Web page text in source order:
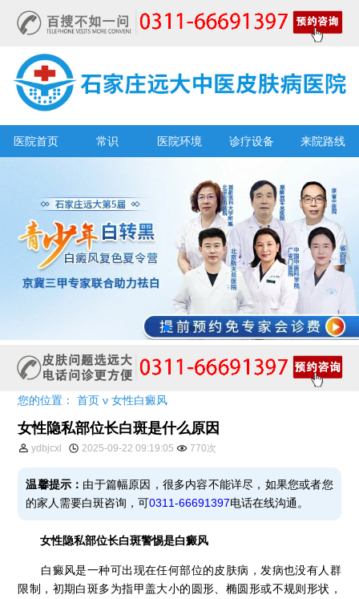
医院首页 常识 医院环境 诊疗设备 来院路线
您的位置：首页 ν女性白癜风
女性隐私部位长白斑是什么原因
ydbjcxl 2025-09-22 09:19:05 770次
温馨提示： 由于篇幅原因，很多内容不能详尽，如果您或者您
的家人需要白斑咨询，可0311-66691397电话在线沟通。
女性隐私部位长白斑警惕是白癜风
白癜风是一种可出现在任何部位的皮肤病，发病也没有人群
限制，初期白斑多为指甲盖大小的圆形、椭圆形或不规则形状，